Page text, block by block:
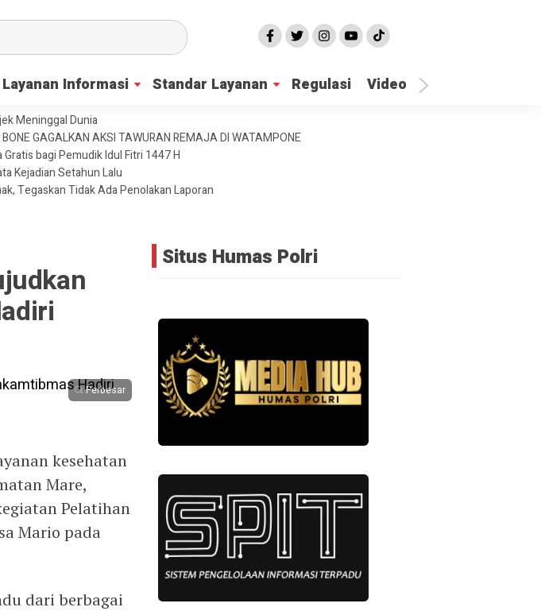
Layanan Informasi Standar Layanan Regulasi Video Lapor Gangguan
Meninggal Dunia
GAGALKAN AKSI TAWURAN REMAJA DI WATAMPONE
bagi Pemudik Idul Fitri 1447 H
Kejadian Setahun Lalu
Tegaskan Tidak Ada Penolakan Laporan
Perbesar
kesehatan
Mare,
Pelatihan
Mario pada
dari berbagai
Situs Humas Polri